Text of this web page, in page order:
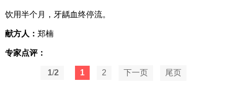
饮用半个月，牙龋血终停流。
献方人： 郑楠
专家点评：
1/2 1 2 下一页 尾页